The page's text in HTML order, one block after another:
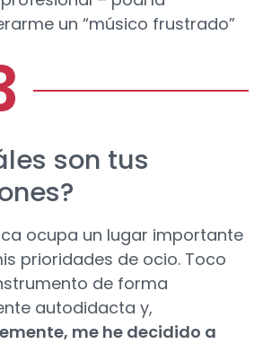
un “músico frustrado”
son tus
ocupa un lugar importante
prioridades de ocio. Toco
de forma
autodidacta y,
me he decidido a